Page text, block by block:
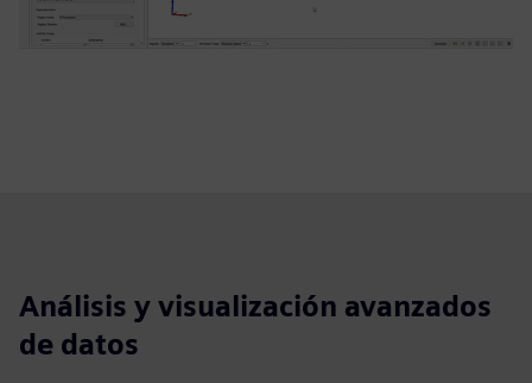
Análisis y visualización avanzados
de datos